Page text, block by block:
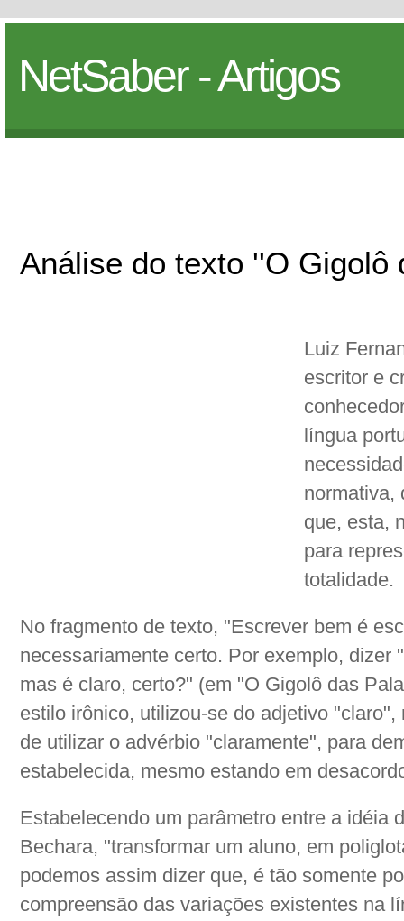
NetSaber - Artigos
Análise do texto ''O Gigolô
Luiz
escritor e
língua
normativa,
que, esta,
para
totalidade.
No fragmento de texto, "Escrever bem é
necessariamente certo. Por exemplo, dizer
mas é claro, certo?" (em "O Gigolô das
estilo irônico, utilizou-se do adjetivo
de utilizar o advérbio "claramente", para
estabelecida, mesmo estando em
Estabelecendo um parâmetro entre a idéia
Bechara, "transformar um aluno, em
podemos assim dizer que, é tão somente
compreensão das variações existentes na